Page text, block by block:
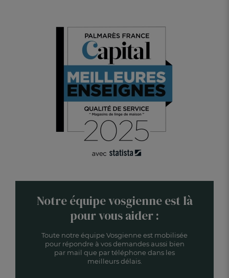
Notre équipe vosgienne est là
pour vous aider :
Toute notre équipe Vosgienne est mobilisée
pour répondre à vos demandes aussi bien
par mail que par téléphone dans les
meilleurs délais.